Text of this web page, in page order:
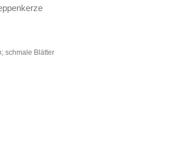
schmale Blätter